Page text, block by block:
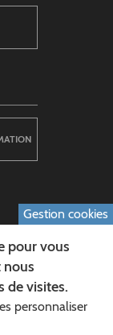
Gestion cookies
pour vous
nous
de visites.
personnaliser